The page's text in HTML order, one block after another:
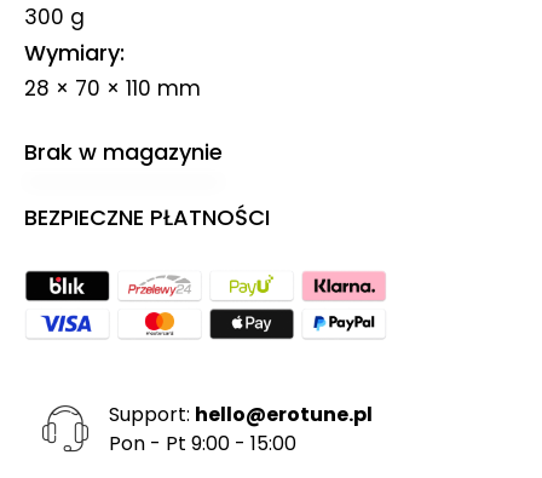
300 g
Wymiary
28 × 70 × 110 mm
Brak w magazynie
BEZPIECZNE PŁATNOŚCI
Support: hello@erotune.pl
Pon - Pt 9:00 - 15:00